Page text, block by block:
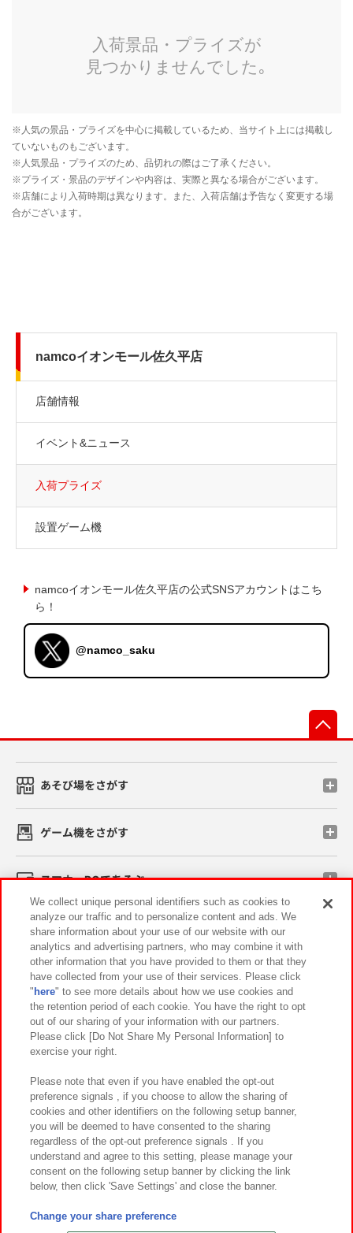
namcoイオンモール佐久平店
店舗情報
イベント&ニュース
入荷プライズ
設置ゲーム機
namcoイオンモール佐久平店の公式SNSアカウントはこち
ら！
@namco_saku
あそび場をさがす
ゲーム機をさがす
スマホ・PCであそぶ
イベント・キャンペーン
関連会社 サステナビリティ サイトポリシー
プライバシーポリシー ウェブアクセシビリティ方針と検証結果
お取引先さまとともに
カスタマーハラスメント対応方針 よくあるご質問・お問い合わせ
©Bandai Namco Amusement Inc.
©Bandai Namco Amusement Lab Inc.
We collect unique personal identifiers such as cookies to
analyze our traffic and to personalize content and ads. We
share information about your use of our website with our
analytics and advertising partners, who may combine it with
other information that you have provided to them or that they
have collected from your use of their services. Please click
" here" to see more details about how we use cookies and
the retention period of each cookie. You have the right to opt
out of our sharing of your information with our partners.
Please click [Do Not Share My Personal Information] to
exercise your right.
Please note that even if you have enabled the opt-out
preference signals , if you choose to allow the sharing of
cookies and other identifiers on the following setup banner,
you will be deemed to have consented to the sharing
regardless of the opt-out preference signals . If you
understand and agree to this setting, please manage your
consent on the following setup banner by clicking the link
below, then click 'Save Settings' and close the banner.
Change your share preference